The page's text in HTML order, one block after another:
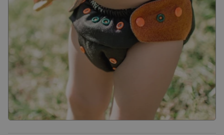
Besonders weich auf Babys Haut und dank natürlichen Materialien
sehr nachhaltig - so präsentieren sich die Wollwindeln von
Doodush.